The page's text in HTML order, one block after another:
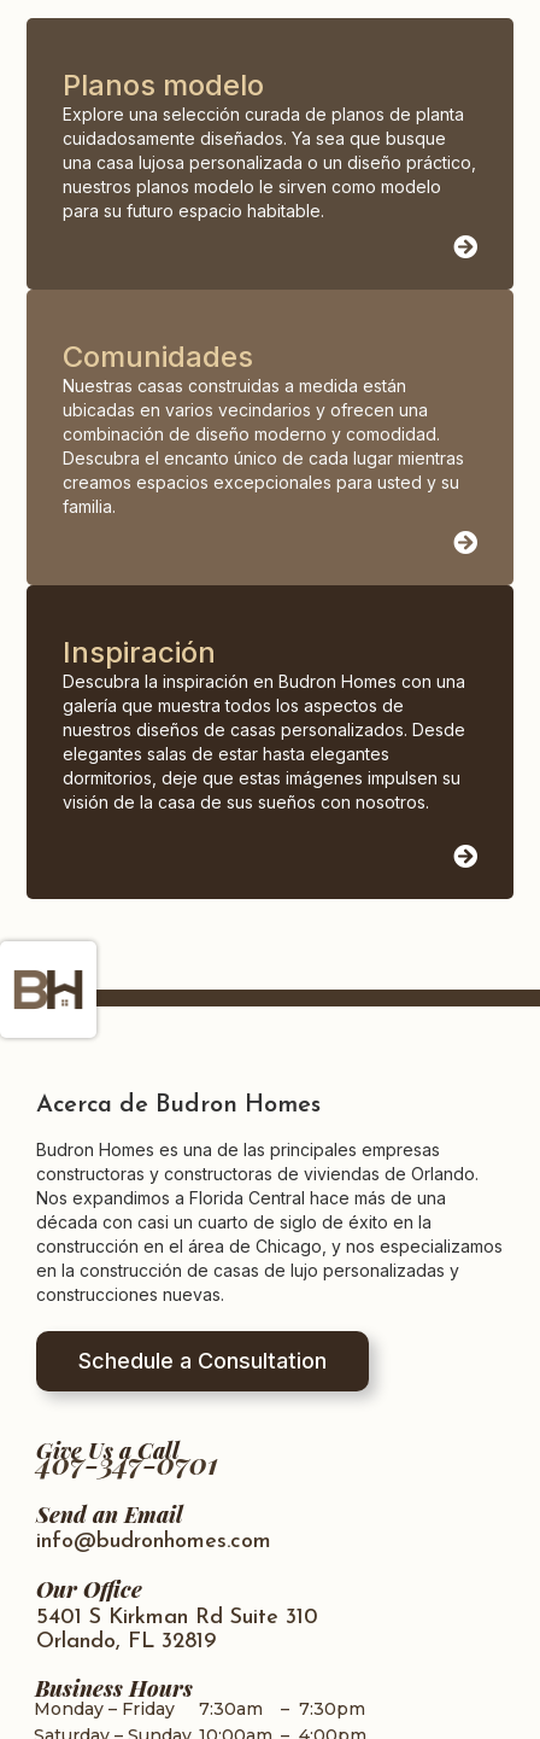
Planos modelo
Explore una selección curada de planos de planta
cuidadosamente diseñados. Ya sea que busque
una casa lujosa personalizada o un diseño práctico,
nuestros planos modelo le sirven como modelo
para su futuro espacio habitable.
Comunidades
Nuestras casas construidas a medida están
ubicadas en varios vecindarios y ofrecen una
combinación de diseño moderno y comodidad.
Descubra el encanto único de cada lugar mientras
creamos espacios excepcionales para usted y su
familia.
Inspiración
Descubra la inspiración en Budron Homes con una
galería que muestra todos los aspectos de
nuestros diseños de casas personalizados. Desde
elegantes salas de estar hasta elegantes
dormitorios, deje que estas imágenes impulsen su
visión de la casa de sus sueños con nosotros.
Acerca de Budron Homes
Budron Homes es una de las principales empresas
constructoras y constructoras de viviendas de Orlando.
Nos expandimos a Florida Central hace más de una
década con casi un cuarto de siglo de éxito en la
construcción en el área de Chicago, y nos especializamos
en la construcción de casas de lujo personalizadas y
construcciones nuevas.
Schedule a Consultation
Give Us a Call
407-347-0701
Send an Email
info@budronhomes.com
Our Office
5401 S Kirkman Rd Suite 310
Orlando, FL 32819
Business Hours
Monday – Friday 7:30am – 7:30pm